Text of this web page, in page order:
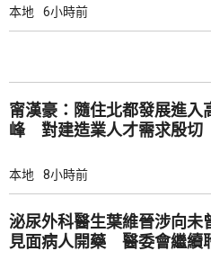
本地 6小時前
甯漢豪：隨住北都發展進入
峰 對建造業人才需求殷切
本地 8小時前
泌尿外科醫生葉維晉涉向未
見面病人開藥 醫委會繼續